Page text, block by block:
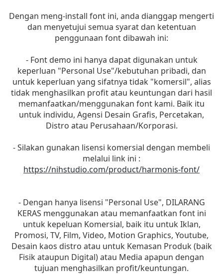
Dengan meng-install font ini, anda dianggap mengerti
dan menyetujui semua syarat dan ketentuan
penggunaan font dibawah ini:
- Font demo ini hanya dapat digunakan untuk
keperluan "Personal Use"/kebutuhan pribadi, dan
untuk keperluan yang sifatnya tidak "komersil", alias
tidak menghasilkan profit atau keuntungan dari hasil
memanfaatkan/menggunakan font kami. Baik itu
untuk individu, Agensi Desain Grafis, Percetakan,
Distro atau Perusahaan/Korporasi.
- Silakan gunakan lisensi komersial dengan membeli
melalui link ini :
https://nihstudio.com/product/harmonis-font/
- Dengan hanya lisensi "Personal Use", DILARANG
KERAS menggunakan atau memanfaatkan font ini
untuk kepeluan Komersial, baik itu untuk Iklan,
Promosi, TV, Film, Video, Motion Graphics, Youtube,
Desain kaos distro atau untuk Kemasan Produk (baik
Fisik ataupun Digital) atau Media apapun dengan
tujuan menghasilkan profit/keuntungan.